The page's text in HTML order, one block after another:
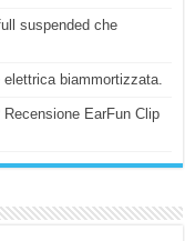
suspended che
biammortizzata.
EarFun Clip